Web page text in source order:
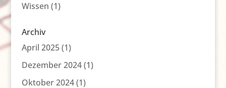
Wissen (1)
Archiv
April 2025(1)
Dezember 2024(1)
Oktober 2024(1)